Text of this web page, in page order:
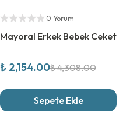
Yetkili Satıcı
0 Yorum
Mayoral Erkek Bebek Ceket
₺ 2,154.00₺ 4,308.00
Sepete Ekle